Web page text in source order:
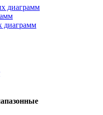
диаграмм
диаграмм